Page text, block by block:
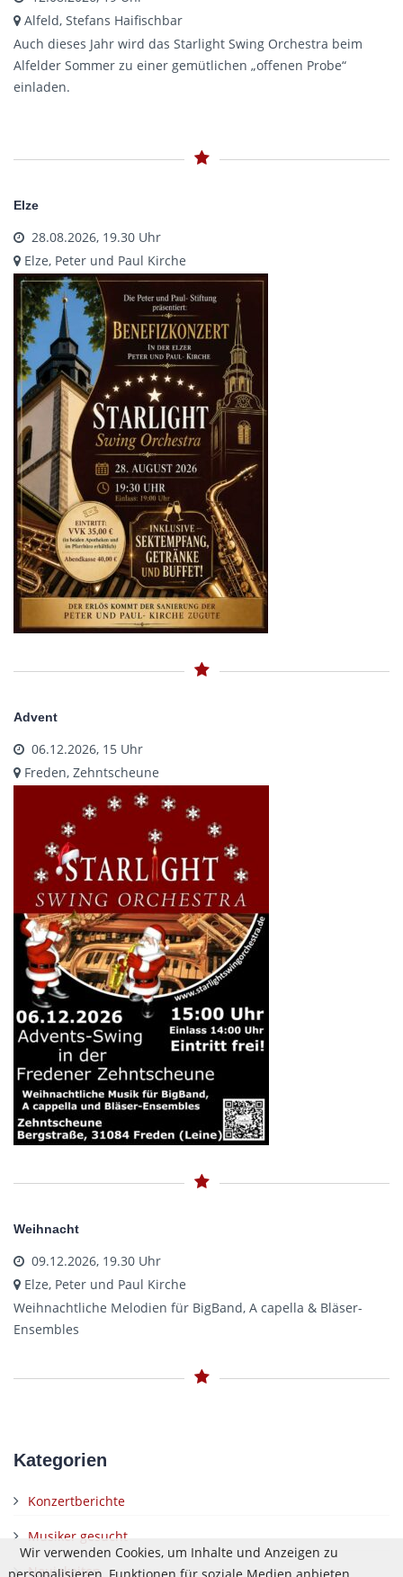
Alfeld, Stefans Haifischbar
Auch dieses Jahr wird das Starlight Swing Orchestra beim
Alfelder Sommer zu einer gemütlichen „offenen Probe“
einladen.
Elze
28.08.2026, 19.30 Uhr
Elze, Peter und Paul Kirche
Advent
06.12.2026, 15 Uhr
Freden, Zehntscheune
Weihnacht
09.12.2026, 19.30 Uhr
Elze, Peter und Paul Kirche
Weihnachtliche Melodien für BigBand, A capella & Bläser-
Ensembles
Kategorien
Konzertberichte
Musiker gesucht
Neuigkeiten
Wir verwenden Cookies, um Inhalte und Anzeigen zu